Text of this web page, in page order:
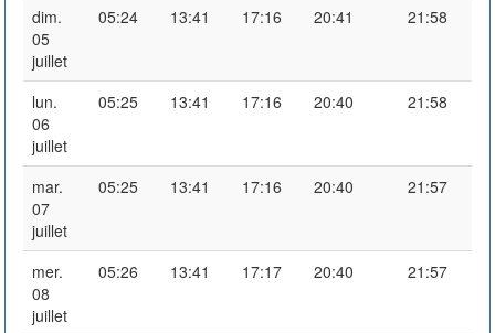
dim.
05
juillet
05:24 13:41 17:16 20:41 21:58
lun.
06
juillet
05:25 13:41 17:16 20:40 21:58
mar.
07
juillet
05:25 13:41 17:16 20:40 21:57
mer.
08
juillet
05:26 13:41 17:17 20:40 21:57